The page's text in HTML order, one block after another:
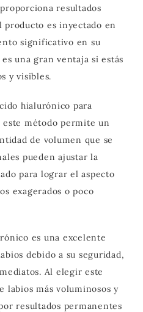
resultados
producto es inyectado en
significativo en su
una gran ventaja si estás
y visibles.
hialurónico para
este método permite un
de volumen que se
pueden ajustar la
para lograr el aspecto
exagerados o poco
es una excelente
debido a su seguridad,
Al elegir este
labios más voluminosos y
resultados permanentes